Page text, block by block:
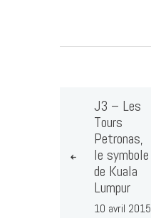
J3 – Les
Tours
Petronas,
le symbole
de Kuala
Lumpur
10 avril 2015